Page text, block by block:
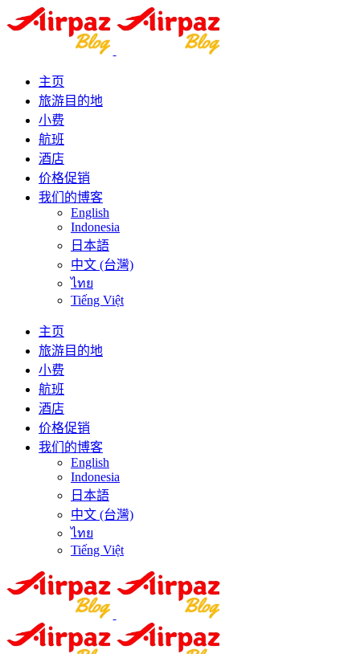
主页
旅游目的地
小费
航班
酒店
价格促销
我们的博客
English
Indonesia
日本語
中文 (台灣)
ไทย
Tiếng Việt
主页
旅游目的地
小费
航班
酒店
价格促销
我们的博客
English
Indonesia
日本語
中文 (台灣)
ไทย
Tiếng Việt